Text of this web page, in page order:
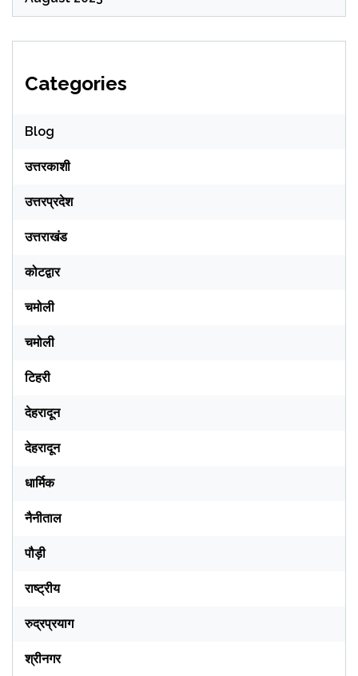
Categories
Blog
उत्तरकाशी
उत्तरप्रदेश
उत्तराखंड
कोटद्वार
चमोली
चमोली
टिहरी
देहरादून
देहरादून
धार्मिक
नैनीताल
पौड़ी
राष्ट्रीय
रुद्रप्रयाग
श्रीनगर